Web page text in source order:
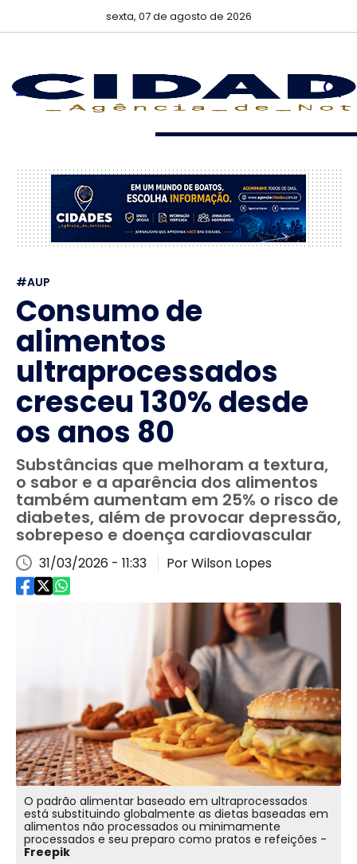
sexta, 07 de agosto de 2026
#AUP
Consumo de
alimentos
ultraprocessados
cresceu 130% desde
os anos 80
Substâncias que melhoram a textura,
o sabor e a aparência dos alimentos
também aumentam em 25% o risco de
diabetes, além de provocar depressão,
sobrepeso e doença cardiovascular
31/03/2026 - 11:33 Por Wilson Lopes
O padrão alimentar baseado em ultraprocessados
está substituindo globalmente as dietas baseadas em
alimentos não processados ou minimamente
processados e seu preparo como pratos e refeições -
Freepik